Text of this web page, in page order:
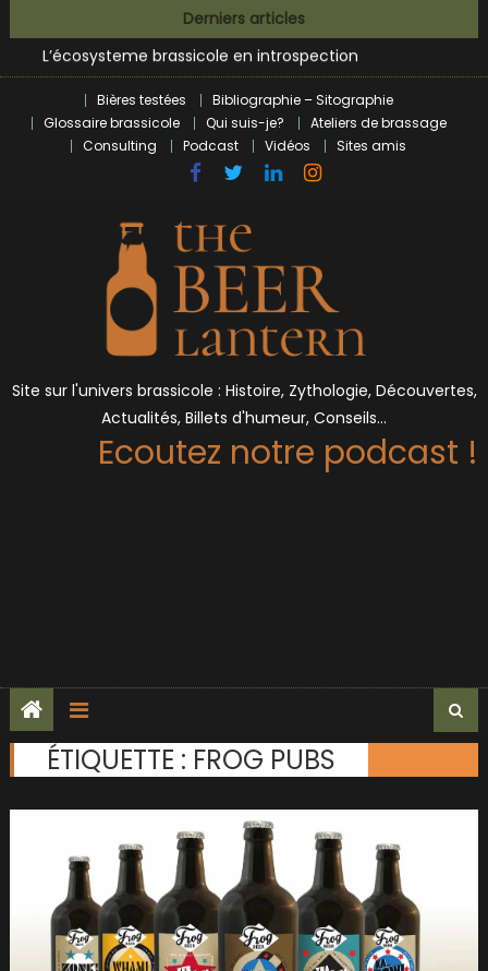
to
content
Derniers articles
Bières et célébrités
L’écosysteme brassicole en introspection
Zoumaï : pionnier de la révolution craft à Marseille
L’intelligence artificielle dans le milieu brassicole
BrewDog racheté par Tilray pour une bouchée de pain ?
Bières et célébrités
Bières testées
Bibliographie – Sitographie
Glossaire brassicole
Qui suis-je?
Ateliers de brassage
Consulting
Podcast Vidéos Sites amis
Site sur l'univers brassicole : Histoire, Zythologie, Découvertes,
Actualités, Billets d'humeur, Conseils…
Ecoutez notre podcast !
ÉTIQUETTE : FROG PUBS